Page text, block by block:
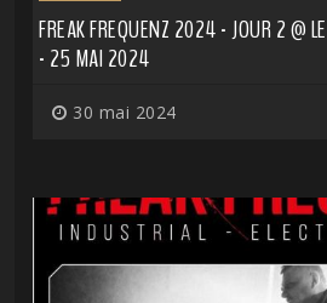
FREAK FREQUENZ 2024 - JOUR 2 @
- 25 MAI 2024
30 mai 2024